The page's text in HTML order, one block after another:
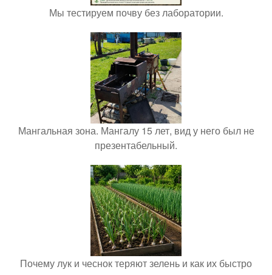
Мы тестируем почву без лаборатории.
Мангальная зона. Мангалу 15 лет, вид у него был не
презентабельный.
Почему лук и чеснок теряют зелень и как их быстро